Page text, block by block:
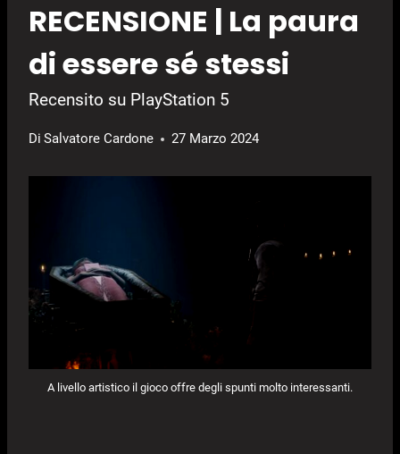
RECENSIONE | La paura
di essere sé stessi
Recensito su PlayStation 5
Di Salvatore Cardone 27 Marzo 2024
A livello artistico il gioco offre degli spunti molto interessanti.